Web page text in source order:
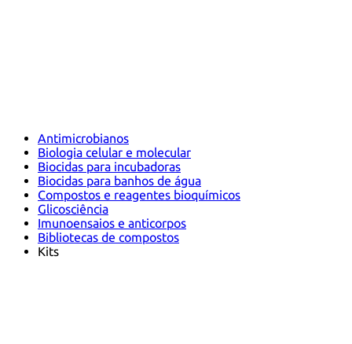
Antimicrobianos
Biologia celular e molecular
Biocidas para incubadoras
Biocidas para banhos de água
Compostos e reagentes bioquímicos
Glicosciência
Imunoensaios e anticorpos
Bibliotecas de compostos
Kits